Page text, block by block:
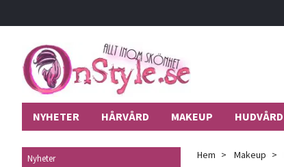
NYHETER HÅRVÅRD MAKEUP HUDVÅRD
Nyheter Hem Makeup